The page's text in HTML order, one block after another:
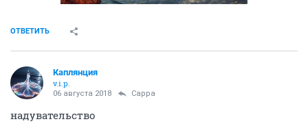
ОТВЕТИТЬ
Каплянция
v.i.p.
06 августа 2018 Сарра
надувательство